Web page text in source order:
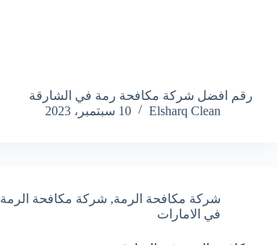
رقم افضل شركة مكافحة رمة في الشارقة
Elsharq Clean
10 سبتمبر، 2023
شركة مكافحة الرمة, شركة مكافحة الرمة
في الامارات